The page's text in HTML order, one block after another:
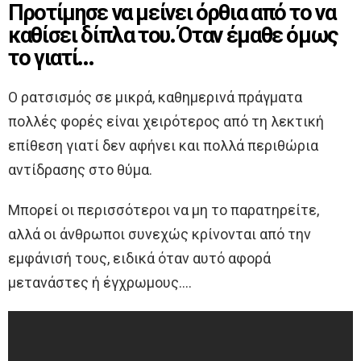
Προτίμησε να μείνει όρθια από το να
καθίσει δίπλα του. Όταν έμαθε όμως
το γιατί…
Ο ρατσισμός σε μικρά, καθημερινά πράγματα
πολλές φορές είναι χειρότερος από τη λεκτική
επίθεση γιατί δεν αφήνει και πολλά περιθώρια
αντίδρασης στο θύμα.
Μπορεί οι περισσότεροι να μη το παρατηρείτε,
αλλά οι άνθρωποι συνεχώς κρίνονται από την
εμφάνισή τους, ειδικά όταν αυτό αφορά
μετανάστες ή έγχρωμους….